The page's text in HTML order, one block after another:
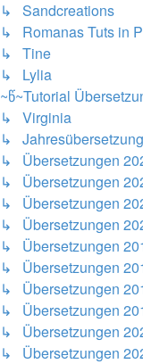
↳ Sandcreations
↳ Romanas Tuts in
↳ Tine
↳ Lylia
~წ~Tutorial
↳ Virginia
↳
↳ Übersetzungen
↳ Übersetzungen
↳ Übersetzungen
↳ Übersetzungen
↳ Übersetzungen
↳ Übersetzungen
↳ Übersetzungen
↳ Übersetzungen
↳ Übersetzungen
↳ Übersetzungen